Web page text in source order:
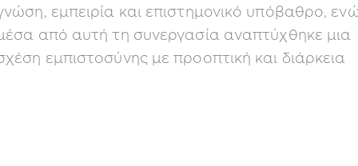
εμπειρία και επιστημονικό υπόβαθρο,
από αυτή τη συνεργασία αναπτύχθηκε μια
εμπιστοσύνης με προοπτική και διάρκεια